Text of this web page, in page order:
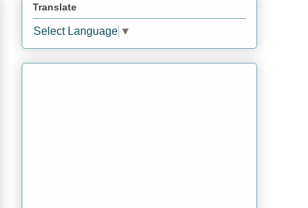
Translate
Select Language ▼